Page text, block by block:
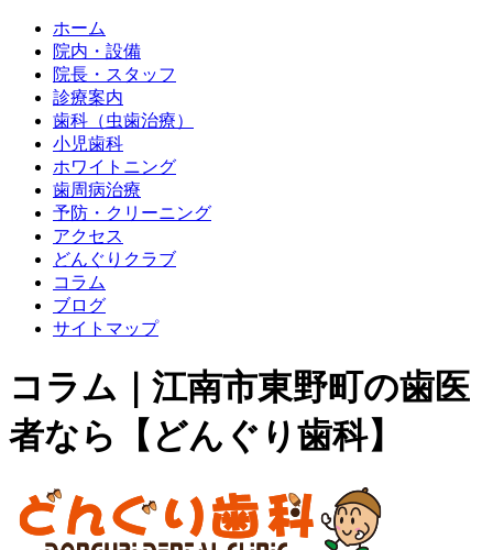
ホーム
院内・設備
院長・スタッフ
診療案内
歯科（虫歯治療）
小児歯科
ホワイトニング
歯周病治療
予防・クリーニング
アクセス
どんぐりクラブ
コラム
ブログ
サイトマップ
コラム｜江南市東野町の歯医
者なら【どんぐり歯科】